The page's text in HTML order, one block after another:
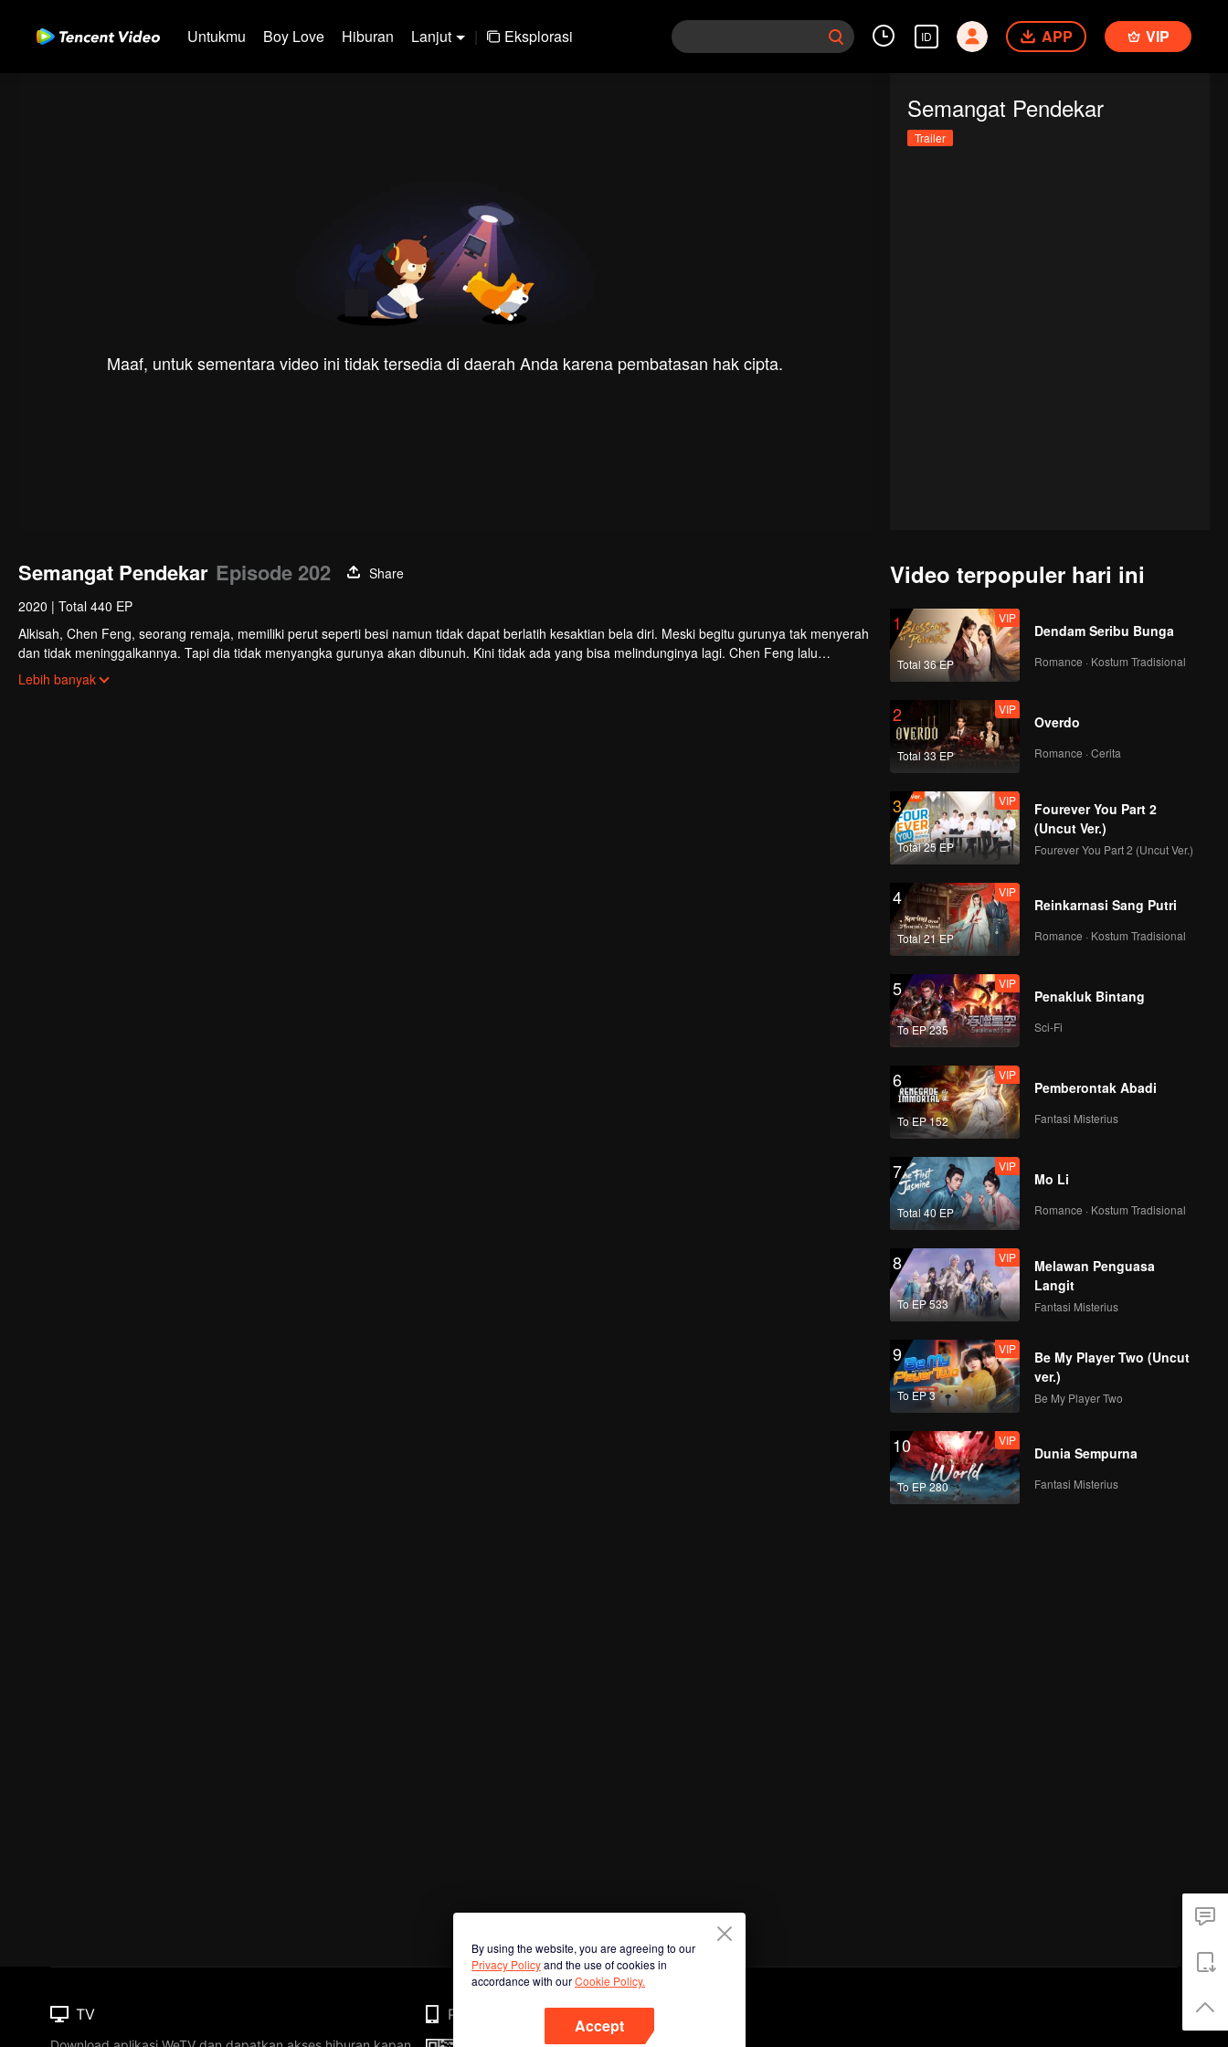
Untukmu Boy Love Hiburan Lanjut | Eksplorasi ID APP VIP
Maaf, untuk sementara video ini tidak tersedia di daerah Anda karena pembatasan hak cipta.
Semangat Pendekar
Trailer
Semangat Pendekar Episode 202
Share
2020 | Total 440 EP
Alkisah, Chen Feng, seorang remaja, memiliki perut seperti besi namun tidak dapat berlatih kesaktian bela diri. Meski begitu gurunya tak menyerah
dan tidak meninggalkannya. Tapi dia tidak menyangka gurunya akan dibunuh. Kini tidak ada yang bisa melindunginya lagi. Chen Feng lalu
mengabdikan diri untuk menjaga makam gurunya selama lima tahun. Namun ia justru menemukan sang guru memalsukan kematiannya. Ia juga
menemukan darah naga tertinggi serta bejana ritual kuno misterius yang ditinggalkan gurunya. Chen Feng lalu bangkit dan memulai perjalanan
Lebih banyak
Video terpopuler hari ini
1
Total 36 EP
VIP
Dendam Seribu Bunga
Romance · Kostum Tradisional
2
Total 33 EP
VIP
Overdo
Romance · Cerita
3
Total 25 EP
VIP
Fourever You Part 2
(Uncut Ver.)
Fourever You Part 2 (Uncut Ver.)
4
Total 21 EP
VIP
Reinkarnasi Sang Putri
Romance · Kostum Tradisional
5
To EP 235
VIP
Penakluk Bintang
Sci-Fi
6
To EP 152
VIP
Pemberontak Abadi
Fantasi Misterius
7
Total 40 EP
VIP
Mo Li
Romance · Kostum Tradisional
8
To EP 533
VIP
Melawan Penguasa
Langit
Fantasi Misterius
9
To EP 3
VIP
Be My Player Two (Uncut
ver.)
Be My Player Two
10
To EP 280
VIP
Dunia Sempurna
Fantasi Misterius
By using the website, you are agreeing to our
Privacy Policyand the use of cookies in
accordance with ourCookie Policy.
Accept
TV Phone